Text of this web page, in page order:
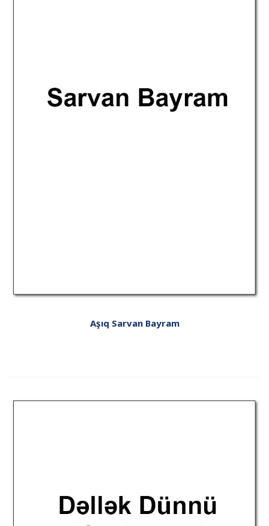
Aşıq Sarvan Bayram